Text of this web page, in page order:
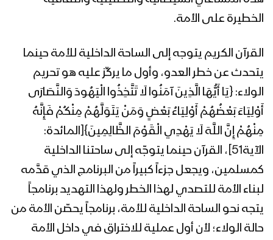
جولة في جبهة صرواح بمناسبة يوم
البيضاء – مقابلات للمجاهدين من جبهة
ناطع بمناسبة يوم القدس العالمي
كليب القدس الآن | فرقة أنصار الله / فرقة
أمجاد لبنان – 1440هـ
زامل القدس موعدنا | عيسى الليث 1439هـ
الخطيرة على الأمة.
القرآن الكريم يتوجه إلى الساحة الداخلية للأمة حينما
يتحدث عن خطر العدو، وأول ما يركِّز عليه هو تحريم
الولاء: {يَا أَيُّهَا الَّذِينَ آمَنُوا لَا تَتَّخِذُوا الْيَهُودَ وَالنَّصَارَى
أَوْلِيَاءَ بَعْضُهُمْ أَوْلِيَاءُ بَعْضٍ وَمَنْ يَتَوَلَّهُمْ مِنْكُمْ فَإِنَّهُ
مِنْهُمْ إِنَّ اللَّهَ لَا يَهْدِي الْقَوْمَ الظَّالِمِينَ}[المائدة:
الآية51]، القرآن حينما يتوجّه إلى ساحتنا الداخلية
كمسلمين، ويجعل جزءاً كبيراً من البرنامج الذي قدَّمه
لبناء الأمة للتصدي لهذا الخطر ولهذا التهديد برنامجاً
يتجه نحو الساحة الداخلية للأمة، برنامجاً يحصّن الأمة من
حالة الولاء؛ لأن أول عملية للاختراق في داخل الأمة